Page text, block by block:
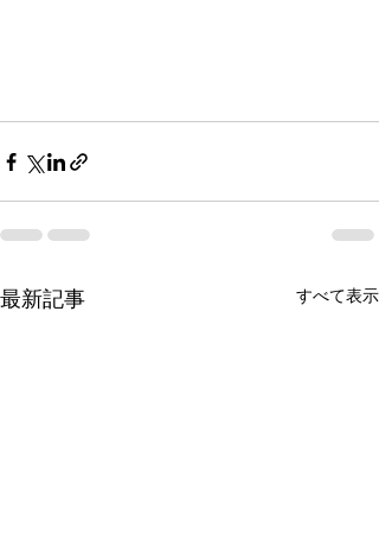
最新記事 すべて表示